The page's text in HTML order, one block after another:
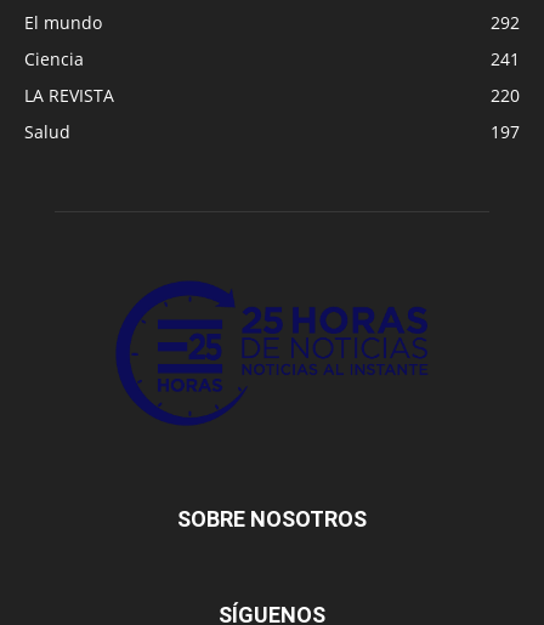
El mundo
292
Ciencia
241
LA REVISTA
220
Salud
197
SOBRE NOSOTROS
SÍGUENOS